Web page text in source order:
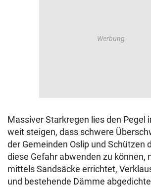
Massiver Starkregen lies den Pegel
weit steigen, dass schwere
der Gemeinden Oslip und Schützen
diese Gefahr abwenden zu können,
mittels Sandsäcke errichtet,
und bestehende Dämme